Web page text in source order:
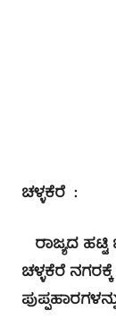
ಚಳ್ಳಕೆರೆ :
ರಾಜ್ಯದ
ಚಳ್ಳಕೆರೆ